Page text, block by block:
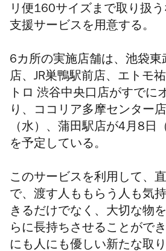
リ便160サイズまで取り扱
支援サービスを用意する。
6カ所の実施店舗は、池袋東
店、JR巣鴨駅前店、エトモ
トロ 渋谷中央口店がすでに
り、ココリア多摩センター
（水）、蒲田駅店が4月8日
を予定している。
このサービスを利用して、
で、渡す人ももらう人も気
きるだけでなく、大切な物
らに長持ちさせることがで
にも人にも優しい新たな取